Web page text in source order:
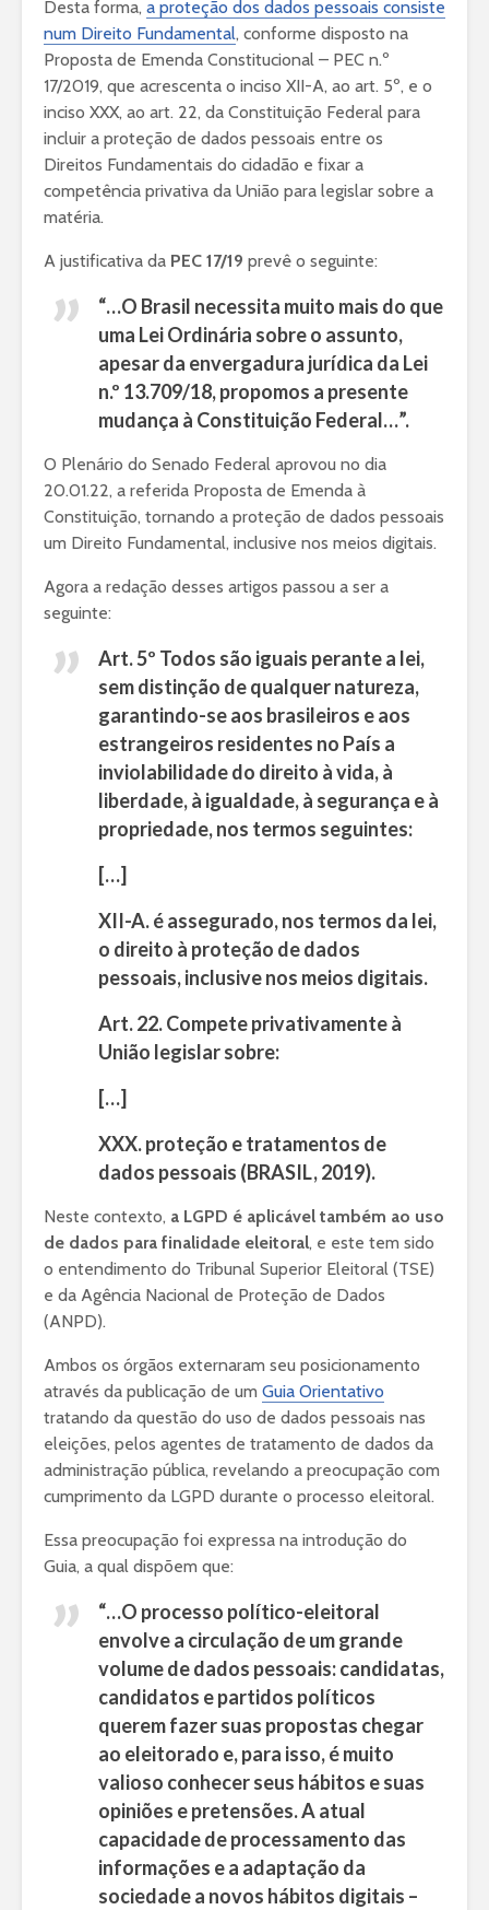
Desta forma, a proteção dos dados pessoais consiste
num Direito Fundamental, conforme disposto na
Proposta de Emenda Constitucional – PEC n.º
17/2019, que acrescenta o inciso XII-A, ao art. 5º, e o
inciso XXX, ao art. 22, da Constituição Federal para
incluir a proteção de dados pessoais entre os
Direitos Fundamentais do cidadão e fixar a
competência privativa da União para legislar sobre a
matéria.
A justificativa da PEC 17/19 prevê o seguinte:
“…O Brasil necessita muito mais do que
uma Lei Ordinária sobre o assunto,
apesar da envergadura jurídica da Lei
n.º 13.709/18, propomos a presente
mudança à Constituição Federal…”.
O Plenário do Senado Federal aprovou no dia
20.01.22, a referida Proposta de Emenda à
Constituição, tornando a proteção de dados pessoais
um Direito Fundamental, inclusive nos meios digitais.
Agora a redação desses artigos passou a ser a
seguinte:
Art. 5º Todos são iguais perante a lei,
sem distinção de qualquer natureza,
garantindo-se aos brasileiros e aos
estrangeiros residentes no País a
inviolabilidade do direito à vida, à
liberdade, à igualdade, à segurança e à
propriedade, nos termos seguintes:
[…]
XII-A. é assegurado, nos termos da lei,
o direito à proteção de dados
pessoais, inclusive nos meios digitais.
Art. 22. Compete privativamente à
União legislar sobre:
[…]
XXX. proteção e tratamentos de
dados pessoais (BRASIL, 2019).
Neste contexto, a LGPD é aplicável também ao uso
de dados para finalidade eleitoral, e este tem sido
o entendimento do Tribunal Superior Eleitoral (TSE)
e da Agência Nacional de Proteção de Dados
(ANPD).
Ambos os órgãos externaram seu posicionamento
através da publicação de um Guia Orientativo
tratando da questão do uso de dados pessoais nas
eleições, pelos agentes de tratamento de dados da
administração pública, revelando a preocupação com
cumprimento da LGPD durante o processo eleitoral.
Essa preocupação foi expressa na introdução do
Guia, a qual dispõem que:
“…O processo político-eleitoral
envolve a circulação de um grande
volume de dados pessoais: candidatas,
candidatos e partidos políticos
querem fazer suas propostas chegar
ao eleitorado e, para isso, é muito
valioso conhecer seus hábitos e suas
opiniões e pretensões. A atual
capacidade de processamento das
informações e a adaptação da
sociedade a novos hábitos digitais –